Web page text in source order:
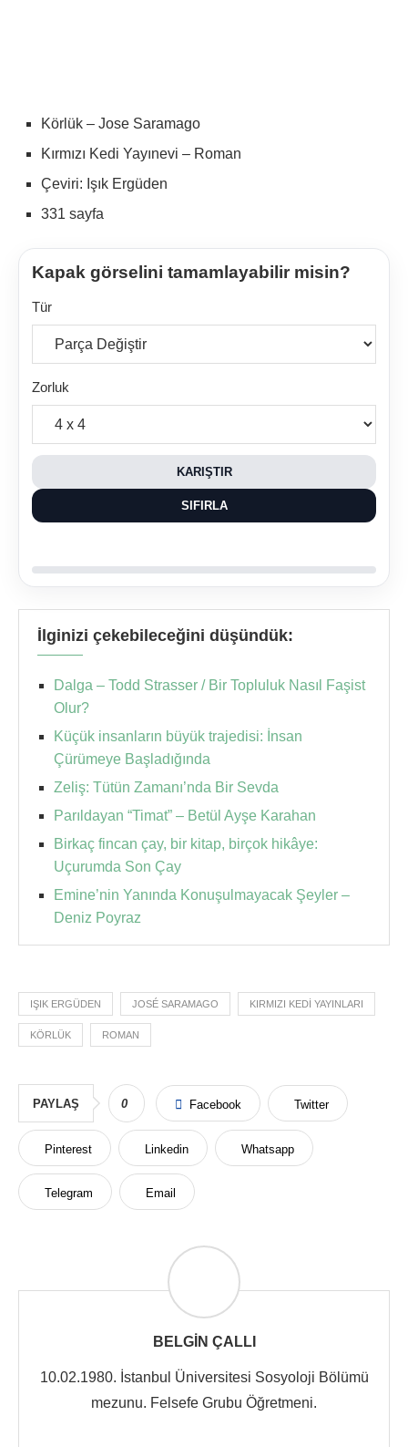
Körlük – Jose Saramago
Kırmızı Kedi Yayınevi – Roman
Çeviri: Işık Ergüden
331 sayfa
Kapak görselini tamamlayabilir misin?
Tür
Zorluk
KARIŞTIR
SIFIRLA
İlginizi çekebileceğini düşündük:
Dalga – Todd Strasser / Bir Topluluk Nasıl Faşist
Olur?
Küçük insanların büyük trajedisi: İnsan
Çürümeye Başladığında
Zeliş: Tütün Zamanı’nda Bir Sevda
Parıldayan “Timat” – Betül Ayşe Karahan
Birkaç fincan çay, bir kitap, birçok hikâye:
Uçurumda Son Çay
Emine’nin Yanında Konuşulmayacak Şeyler –
Deniz Poyraz
IŞIK ERGÜDEN JOSÉ SARAMAGO KIRMIZI KEDI YAYINLARI
KÖRLÜK ROMAN
PAYLAŞ 0 Facebook Twitter
Pinterest Linkedin Whatsapp
Telegram Email
BELGIN ÇALLI
10.02.1980. İstanbul Üniversitesi Sosyoloji Bölümü
mezunu. Felsefe Grubu Öğretmeni.